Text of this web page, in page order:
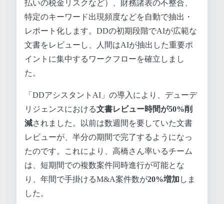
払いの税金リスクなど）、財務諸表の不整合、
特定のキーワード出現頻度などを自動で抽出・
レポート化します。DDの初期段階でAIが広範な
文書をレビューし、人間はAIが抽出した重要ポ
イントに集中するワークフローを確立しまし
た。
「DDアシスタントAI」の導入により、デューデ
リジェンスにおける文書レビュー時間が50%削
減されました。以前は数週間を要していた文書
レビューが、半分の期間で完了するようになっ
たのです。これにより、高橋さん率いるチーム
は、短期間での複数案件同時進行が可能とな
り、年間で手掛けるM&A案件数が20%増加 しま
した。